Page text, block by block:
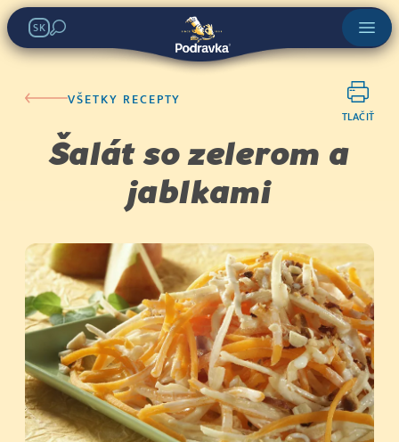
SK
VŠETKY RECEPTY
TLAČIŤ
Šalát so zelerom a
jablkami